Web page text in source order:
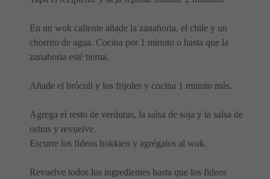
En un wok caliente añade la zanahoria, el chile y un
chorrito de agua. Cocina por 1 minuto o hasta que la
zanahoria esté tierna.
Añade el brócoli y los frijoles y cocina 1 minuto más.
Agrega el resto de verduras, la salsa de soja y la salsa de
ostras y revuelve.
Escurre los fideos hokkien y agrégalos al wok.
Revuelve todos los ingredientes hasta que los fideos